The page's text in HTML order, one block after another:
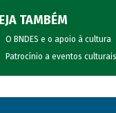
TAMBÉM
O BNDES e o apoio à cultura
Patrocínio a eventos culturais